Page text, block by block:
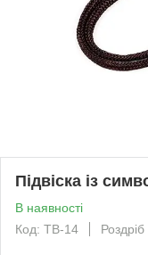
Підвіска із
В наявності
Код: TB-14
Роздріб